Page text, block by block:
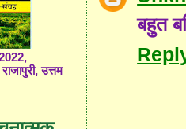
बहुत
उत्तम